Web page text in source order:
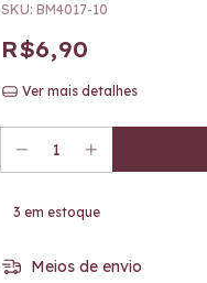
SKU: BM4017-10
R$6,90
Ver mais detalhes
3 em estoque
Meios de envio